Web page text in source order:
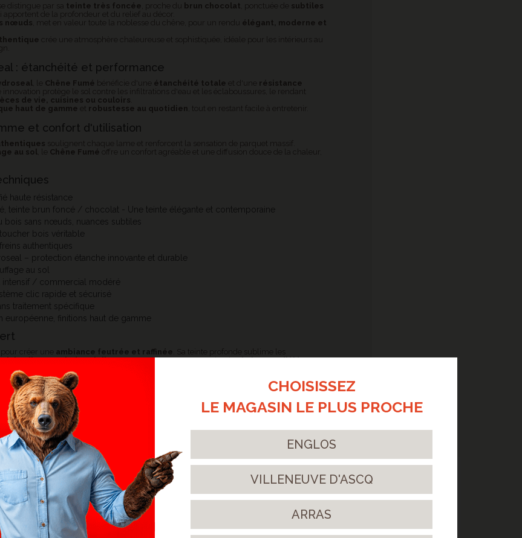
se distingue par sa teinte très foncée brun chocolat , ponctuée de subtiles
apportent de la profondeur et du relief au décor.
nœuds , met en valeur toute la noblesse du chêne, pour un rendu élégant, moderne et
crée une atmosphère chaleureuse et sophistiquée, idéale pour les intérieurs au
: étanchéité et performance
Chêne Fumé étanchéité totale et d'une résistance
innovation protège le sol contre les infiltrations d'eau et les éclaboussures, le rendant
de vie, cuisines ou couloirs
haut de gamme et robustesse au quotidien , tout en restant facile à entretenir.
et confort d'utilisation
soulignent chaque lame et renforcent la sensation de parquet massif.
au sol Chêne Fumé offre un confort agréable et une diffusion douce de la chaleur,
haute résistance
teinte brun foncé / chocolat - Une teinte élégante et contemporaine
bois sans nœuds, nuances subtiles
bois véritable
authentiques
– protection étanche innovante et durable
au sol
intensif / commercial modéré
clic rapide et sécurisé
traitement spécifique
européenne, finitions haut de gamme
créer une ambiance feutrée et raffinée . Sa teinte profonde sublime les
ou industrielles, tout en apportant une touche dechaleur et d'élégance.
des murs clairs, du mobilier bois naturel ou des accents métalliques.
NOS RÉALISATIONS
EN BATON
JAVA NATUREL
rompu reproduit à
d'un véritable
> Lire la suite...
03
Fév.
2025
> POSE D'UN SOL STRATIFIÉ
OCEAN V4 GYANT SAND NATURAL
À VILLENEUVE D'ASCQ
Un sol clair pour illuminer la pièce tout en
conservant l'aspect bois
merveilleusement naturel !
CHOISISSEZ
LE MAGASIN LE PLUS PROCHE
ENGLOS
VILLENEUVE D'ASCQ
ARRAS